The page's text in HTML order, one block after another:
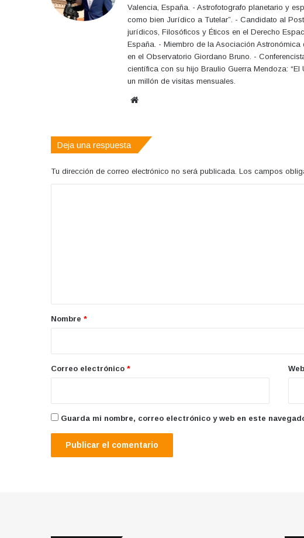
Valencia, España. - Astrofotografo planetario y
como bien Jurídico a Tutelar”. - Candidato al
jurídicos, Filosóficos y Éticos en el Derecho
España. - Miembro de la Asociación
en el Observatorio Giordano Bruno. -
científica con su hijo Braulio Guerra Mendoza:
un millón de visitas mensuales.
Deja una respuesta
Tu dirección de correo electrónico no será publicada. Los campos
r
*
Nombre *
Correo electrónico * Web
Guarda mi nombre, correo electrónico y web en este